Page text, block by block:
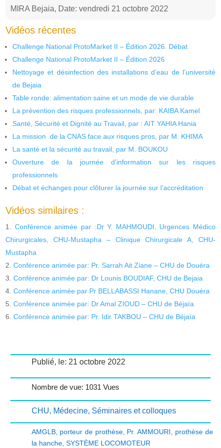
MIRA Bejaia, Date: vendredi 21 octobre 2022
Vidéos récentes
Challenge National ProtoMarket II – Édition 2026. Débat
Challenge National ProtoMarket II – Édition 2026
Nettoyage et désinfection des installations d’eau de l’université
de Bejaia
Table ronde: alimentation saine et un mode de vie durable
La prévention des risques professionnels, par: KAIBA Kamel
Santé, Sécurité et Dignité au Travail, par : AIT YAHIA Hania
La mission de la CNAS face aux risques pros, par M. KHIMA
La santé et la sécurité au travail, par M. BOUKOU
Ouverture de la journée d’information sur les risques
professionnels
Débat et échanges pour clôturer la journée sur l’accréditation
Vidéos similaires :
Conférence animée par :Dr Y. MAHMOUDI, Urgences Médico
Chirurgicales, CHU-Mustapha – Clinique Chirurgicale A, CHU-
Mustapha
Conférence animée par: Pr. Sarrah Ait Ziane – CHU de Douéra
Conférence animée par: Dr Lounis BOUDIAF, CHU de Bejaia
Conférence animée par Pr BELLABASSI Hanane, CHU Douéra
Conférence animée par: Dr Amal ZIOUD – CHU de Béjaïa
Conférence animée par: Pr. Idir TAKBOU – CHU de Béjaïa
Publié, le: 21 octobre 2022
Nombre de vue: 1031 Vues
CHU, Médecine, Séminaires et colloques
AMGLB, porteur de prothèse, Pr. AMMOURI
prothèse de
la hanche, SYSTÈME LOCOMOTEUR